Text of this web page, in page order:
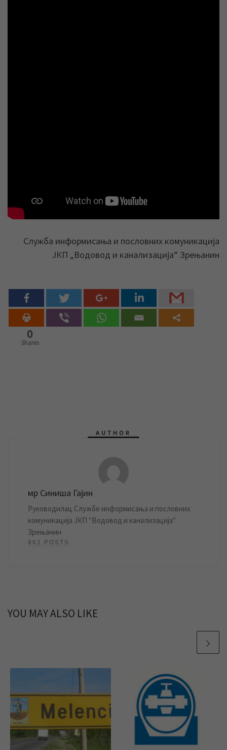
Служба информисања и пословних комуникација
ЈКП „Водовод и канализација“ Зрењанин
0
Shares
AUTHOR
мр Синиша Гајин
Руководилац Службе информисања и пословних
комуникација ЈКП "Водовод и канализација"
Зрењанин
861 POSTS
YOU MAY ALSO LIKE